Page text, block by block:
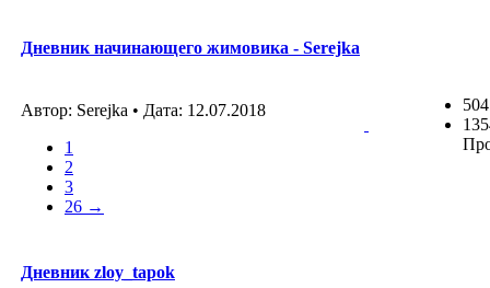
Дневник начинающего жимовика - Serejka
Автор: Serejka • Дата: 12.07.2018
1
2
3
26 →
Дневник zloy_tapok